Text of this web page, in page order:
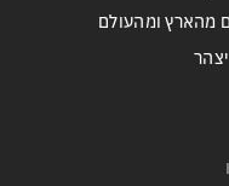
מהארץ ומהעולם